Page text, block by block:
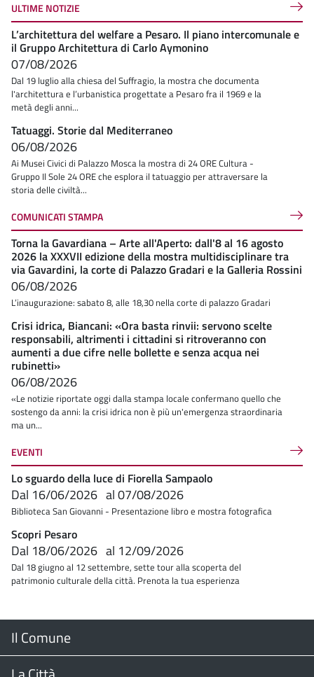
ULTIME NOTIZIE
L’architettura del welfare a Pesaro. Il piano intercomunale e
il Gruppo Architettura di Carlo Aymonino
07/08/2026
Dal 19 luglio alla chiesa del Suffragio, la mostra che documenta
l'architettura e l’urbanistica progettate a Pesaro fra il 1969 e la
metà degli anni...
Tatuaggi. Storie dal Mediterraneo
06/08/2026
Ai Musei Civici di Palazzo Mosca la mostra di 24 ORE Cultura -
Gruppo Il Sole 24 ORE che esplora il tatuaggio per attraversare la
storia delle civiltà...
COMUNICATI STAMPA
Torna la Gavardiana – Arte all'Aperto: dall'8 al 16 agosto
2026 la XXXVII edizione della mostra multidisciplinare tra
via Gavardini, la corte di Palazzo Gradari e la Galleria Rossini
06/08/2026
L’inaugurazione: sabato 8, alle 18,30 nella corte di palazzo Gradari
Crisi idrica, Biancani: «Ora basta rinvii: servono scelte
responsabili, altrimenti i cittadini si ritroveranno con
aumenti a due cifre nelle bollette e senza acqua nei
rubinetti»
06/08/2026
«Le notizie riportate oggi dalla stampa locale confermano quello che
sostengo da anni: la crisi idrica non è più un'emergenza straordinaria
ma un...
EVENTI
Lo sguardo della luce di Fiorella Sampaolo
Dal 16/06/2026 al07/08/2026
Biblioteca San Giovanni - Presentazione libro e mostra fotografica
Scopri Pesaro
Dal 18/06/2026 al 12/09/2026
Dal 18 giugno al 12 settembre, sette tour alla scoperta del
patrimonio culturale della città. Prenota la tua esperienza
Menu
Il Comune